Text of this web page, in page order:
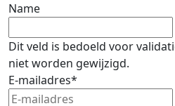
Name
Dit veld is bedoeld voor
niet worden gewijzigd.
E-mailadres*